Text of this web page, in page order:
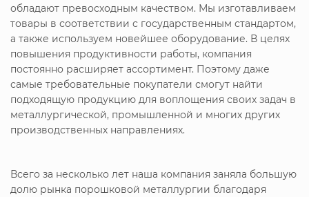
обладают превосходным качеством. Мы изготавливаем
товары в соответствии с государственным стандартом,
а также используем новейшее оборудование. В целях
повышения продуктивности работы, компания
постоянно расширяет ассортимент. Поэтому даже
самые требовательные покупатели смогут найти
подходящую продукцию для воплощения своих задач в
металлургической, промышленной и многих других
производственных направлениях.
Всего за несколько лет наша компания заняла большую
долю рынка порошковой металлургии благодаря